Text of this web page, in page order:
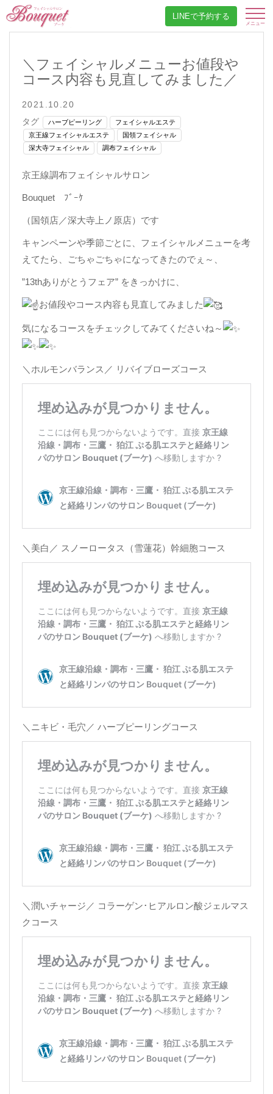
LINEで予約する
＼フェイシャルメニューお値段や
コース内容も見直してみました／
2021.10.20
タグ
ハーブピーリング
フェイシャルエステ
京王線フェイシャルエステ
国領フェイシャル
深大寺フェイシャル
調布フェイシャル
京王線調布フェイシャルサロン
Bouquet ﾌﾞｰｹ
（国領店／深大寺上ノ原店）です
キャンペーンや季節ごとに、フェイシャルメニューを考
えてたら、ごちゃごちゃになってきたのでぇ～、
”13thありがとうフェア” をきっかけに、
お値段やコース内容も見直してみました
気になるコースをチェックしてみてくださいね～
＼ホルモンバランス／ リバイブローズコース
＼美白／ スノーロータス（雪蓮花）幹細胞コース
＼ニキビ・毛穴／ ハーブピーリングコース
＼潤いチャージ／ コラーゲン･ヒアルロン酸ジェルマス
クコース